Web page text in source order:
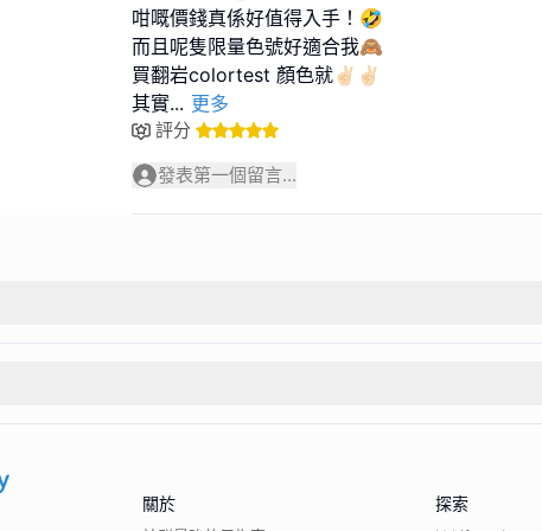
咁嘅價錢真係好值得入手！🤣
而且呢隻限量色號好適合我🙈
買翻岩colortest 顏色就✌🏻✌🏻
其實... 更多
評分
發表第一個留言...
關於 探索